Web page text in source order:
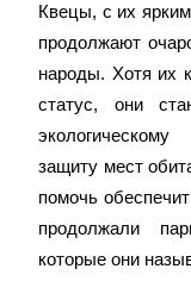
BTC Welcome
Deposit & Trade
Deposit
Share 500000
Квецы, с их
продолжают
народы. Хотя их
статус, они
защиту мест
помочь
продолжали
которые они